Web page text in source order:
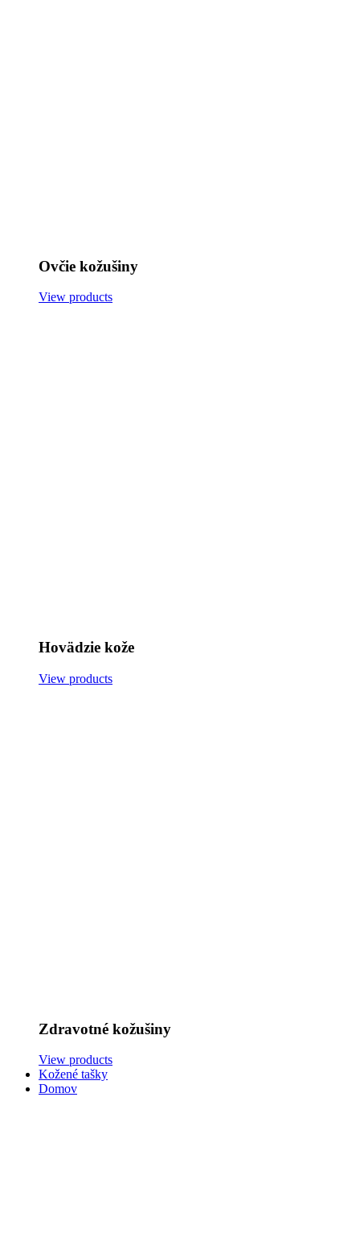
Ovčie kožušiny
View products
Hovädzie kože
View products
Zdravotné kožušiny
View products
Kožené tašky
Domov